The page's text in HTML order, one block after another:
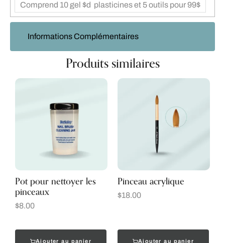
Informations Complémentaires
Comprend 10 gel $d plasticines et 5 outils pour 99$
Produits similaires
Pot pour nettoyer les
pinceaux
$8.00
Ajouter au panier
Pinceau acrylique
$18.00
Ajouter au panier